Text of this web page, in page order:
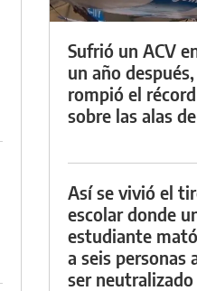
Sufrió un ACV
un año
rompió el
sobre las alas
Así se vivió el
escolar donde
estudiante
a seis personas
ser neutralizado